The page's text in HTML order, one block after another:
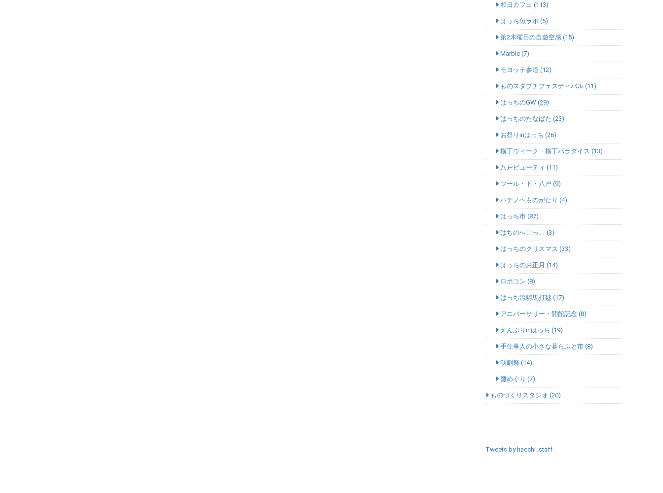
和日カフェ (113)
はっち魚ラボ (5)
第2木曜日の自遊空感 (15)
Marble (7)
モヨッテ参道 (12)
ものスタプチフェスティバル (11)
はっちのGW (29)
はっちのたなばた (23)
お祭りinはっち (26)
横丁ウィーク・横丁パラダイス (13)
八戸ビューティ (11)
ツール・ド・八戸 (9)
ハチノヘものがたり (4)
はっち市 (87)
はちのへごっこ (3)
はっちのクリスマス (33)
はっちのお正月 (14)
ロボコン (8)
はっち流騎馬打毬 (17)
アニバーサリー・開館記念 (8)
えんぶりinはっち (19)
手仕事人の小さな暮らふと市 (8)
演劇祭 (14)
雛めぐり (7)
ものづくりスタジオ (20)
Tweets by hacchi_staff